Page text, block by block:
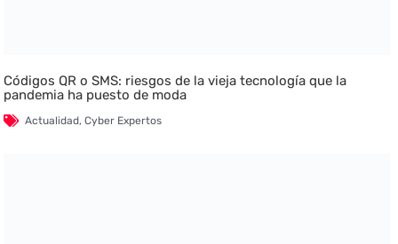
Códigos QR o SMS: riesgos de la vieja tecnología que la
pandemia ha puesto de moda
Actualidad,Cyber Expertos